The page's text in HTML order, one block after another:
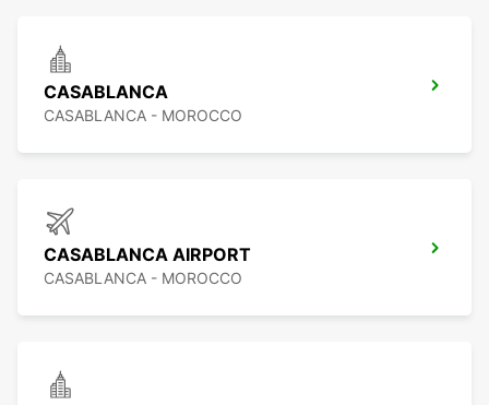
CASABLANCA
CASABLANCA - MOROCCO
CASABLANCA AIRPORT
CASABLANCA - MOROCCO